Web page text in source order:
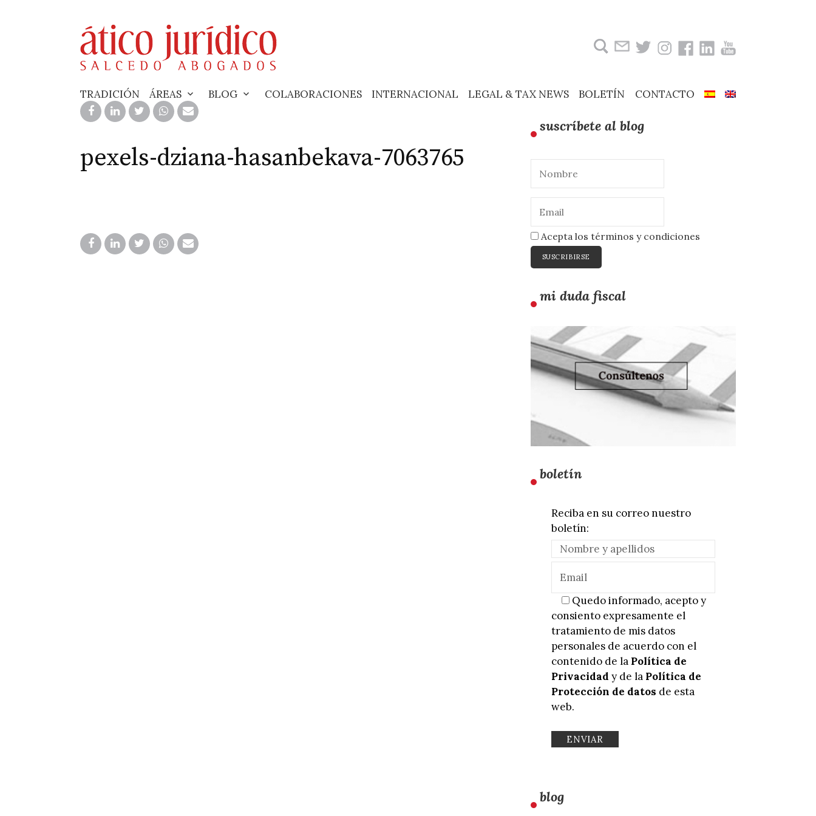
TRADICIÓN ÁREAS BLOG COLABORACIONES INTERNACIONAL LEGAL & TAX NEWS BOLETÍN CONTACTO
pexels-dziana-hasanbekava-7063765
suscríbete al blog
Acepta los términos y condiciones
mi duda fiscal
boletín
Reciba en su correo nuestro
boletín:
Quedo informado, acepto y
consiento expresamente el
tratamiento de mis datos
personales de acuerdo con el
contenido de la Política de
Privacidad y de la Política de
Protección de datos de esta
web.
blog